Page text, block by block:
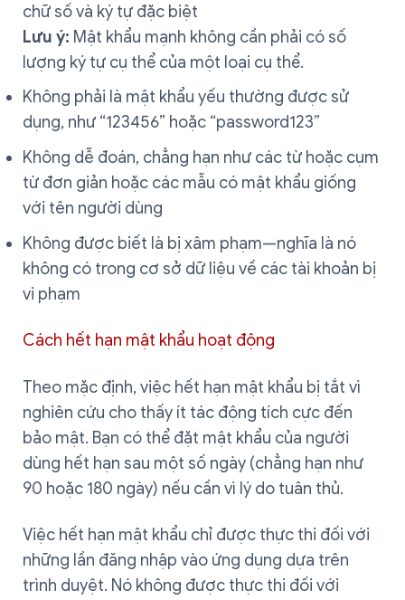
chữ số và ký tự đặc biệt
Lưu ý: Mật khẩu mạnh không cần phải có số
lượng ký tự cụ thể của một loại cụ thể.
Không phải là mật khẩu yếu thường được sử
dụng, như “123456” hoặc “password123”
Không dễ đoán, chẳng hạn như các từ hoặc cụm
từ đơn giản hoặc các mẫu có mật khẩu giống
với tên người dùng
Không được biết là bị xâm phạm—nghĩa là nó
không có trong cơ sở dữ liệu về các tài khoản bị
vi phạm
Cách hết hạn mật khẩu hoạt động
Theo mặc định, việc hết hạn mật khẩu bị tắt vì
nghiên cứu cho thấy ít tác động tích cực đến
bảo mật. Bạn có thể đặt mật khẩu của người
dùng hết hạn sau một số ngày (chẳng hạn như
90 hoặc 180 ngày) nếu cần vì lý do tuân thủ.
Việc hết hạn mật khẩu chỉ được thực thi đối với
những lần đăng nhập vào ứng dụng dựa trên
trình duyệt. Nó không được thực thi đối với